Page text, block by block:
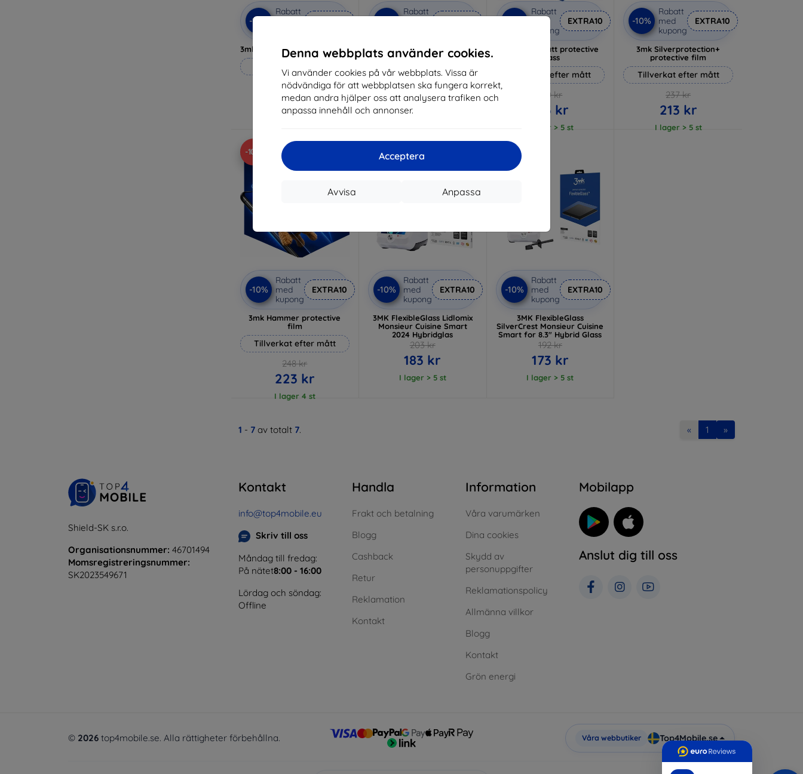
Denna webbplats använder cookies.
Vi använder cookies på vår webbplats. Vissa är
nödvändiga för att webbplatsen ska fungera korrekt,
medan andra hjälper oss att analysera trafiken och
anpassa innehåll och annonser.
Acceptera
Anpassa
Avvisa
-10%
Rabatt
3mk Privacy protective glass
259 kr
233 kr
I lager 3 st
Rabatt
3mk Anti-Shock protective
glass
Tillverkat efter mått
214 kr
193 kr
Rabatt
kupong
EXTRA10
3mk Pure Matt protective
glass
Tillverkat efter mått
170 kr
153 kr
I lager > 5 st
-10%
Rabatt
med
kupong
EXTRA10
3mk Silverprotection+
protective film
Tillverkat efter mått
237 kr
213 kr
I lager > 5 st
-10%
-10%
Rabatt
med
kupong
EXTRA10
3mk Hammer protective
film
Tillverkat efter mått
248 kr
223 kr
I lager 4 st
-10%
-10%
Rabatt
med
kupong
EXTRA10
3MK FlexibleGlass Lidlomix
Monsieur Cuisine Smart
2024 Hybridglas
203 kr
183 kr
I lager > 5 st
-10%
Rabatt
med
kupong
EXTRA10
3MK FlexibleGlass
SilverCrest Monsieur Cuisine
Smart for 8.3" Hybrid Glass
192 kr
173 kr
I lager > 5 st
1 - 7 av totalt 7. « 1 »
Shield-SK s.r.o.
Organisationsnummer: 46701494
Momsregistreringsnummer:
SK2023549671
Kontakt
info@top4mobile.eu
Skriv till oss
Måndag till fredag:
På nätet8:00 - 16:00
Lördag och söndag:
Offline
Handla
Frakt och betalning
Blogg
Cashback
Retur
Reklamation
Kontakt
Information
Våra varumärken
Dina cookies
Skydd av
personuppgifter
Reklamationspolicy
Allmänna villkor
Blogg
Kontakt
Grön energi
Mobilapp
Anslut dig till oss
© 2026 top4mobile.se. Alla rättigheter förbehållna. Våra webbutiker Top4Mobile.se